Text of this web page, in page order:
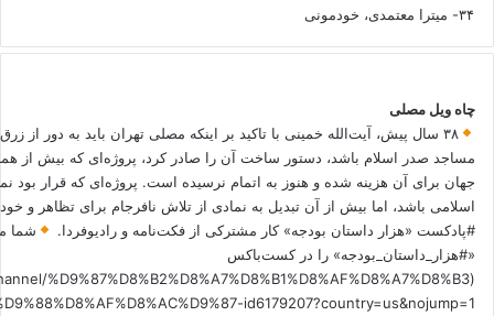
۳۴- میترا معتمدی، خودمونی
چاه ویل مصلی
۳۸ سال پیش، آیت‌الله خمینی با تاکید بر اینکه مصلی تهران باید به دور از
مساجد صدر اسلام باشد، دستور ساخت آن را صادر کرد، پروژه‌ای که بیش از
جهان برای آن هزینه شده و هنوز به اتمام نرسیده است. پروژه‌ای که قرار بود
اسلامی باشد، اما بیش از آن تبدیل به نمادی از تلاش نافرجام برای تظاهر و
#پادکست «هزار داستان بودجه» کار مشترکی از فکت‌نامه و رادیوفردا.
شما
«#هزار_داستان_بودجه» را در کست‌باکس
%D9%87%D8%B2%D8%A7%D8%B1%D8%AF%D8%A7%D8%B3